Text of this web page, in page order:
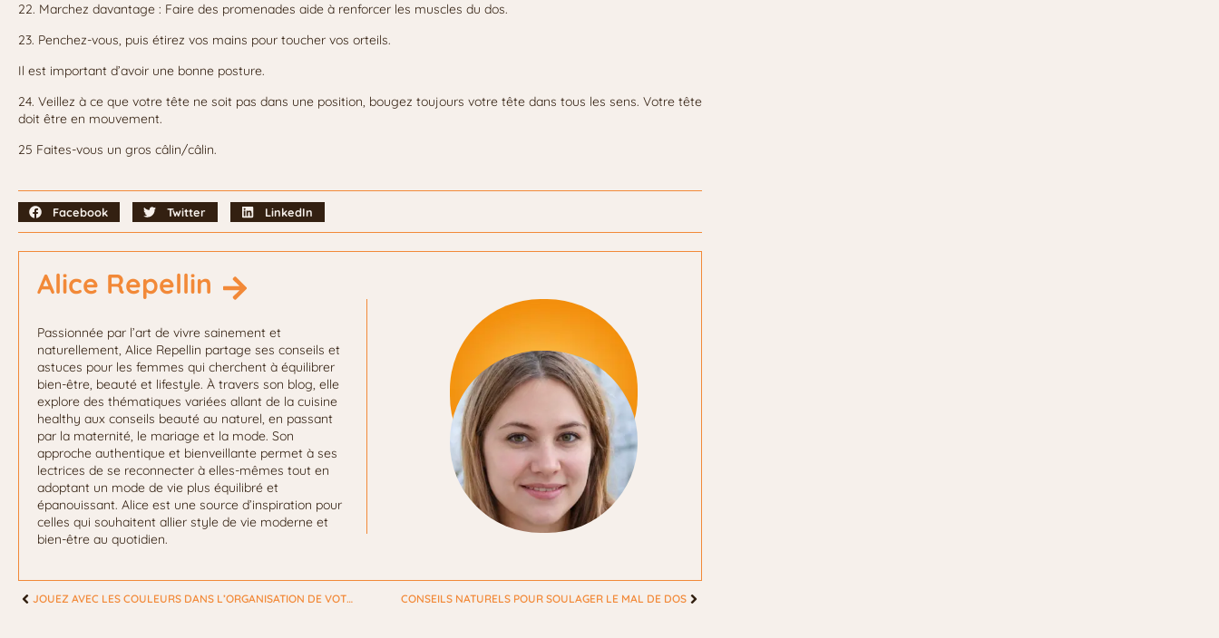
22. Marchez davantage : Faire des promenades aide à renforcer les muscles du dos.
23. Penchez-vous, puis étirez vos mains pour toucher vos orteils.
Il est important d’avoir une bonne posture.
24. Veillez à ce que votre tête ne soit pas dans une position, bougez toujours votre tête dans tous les sens. Votre tête
doit être en mouvement.
25 Faites-vous un gros câlin/câlin.
Facebook Twitter LinkedIn
Alice Repellin
Passionnée par l’art de vivre sainement et
naturellement, Alice Repellin partage ses conseils et
astuces pour les femmes qui cherchent à équilibrer
bien-être, beauté et lifestyle. À travers son blog, elle
explore des thématiques variées allant de la cuisine
healthy aux conseils beauté au naturel, en passant
par la maternité, le mariage et la mode. Son
approche authentique et bienveillante permet à ses
lectrices de se reconnecter à elles-mêmes tout en
adoptant un mode de vie plus équilibré et
épanouissant. Alice est une source d’inspiration pour
celles qui souhaitent allier style de vie moderne et
bien-être au quotidien.
JOUEZ AVEC LES COULEURS DANS L’ORGANISATION DE VOTRE FÊTE CONSEILS NATURELS POUR SOULAGER LE MAL DE DOS